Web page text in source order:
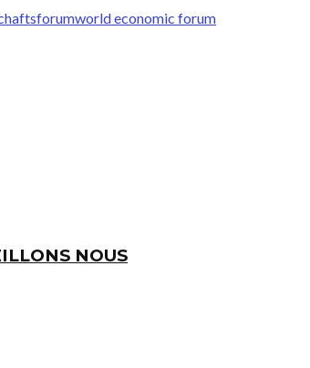
world economic forum
NOUS